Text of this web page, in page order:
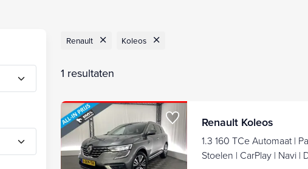
Renault Koleos
1 resultaten
Renault Koleos
1.3 160 TCe Automaat |
Stoelen | CarPlay | Navi |